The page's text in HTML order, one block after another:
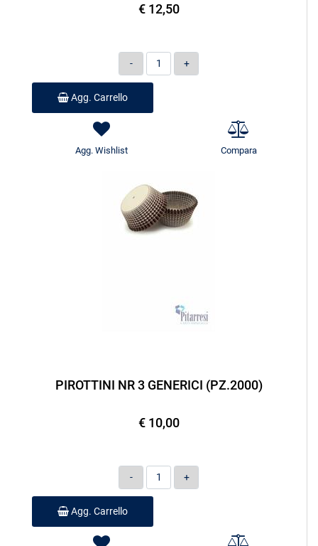
€ 12,50
Quantità
Agg. Carrello
Agg. Wishlist Compara
PIROTTINI NR 3 GENERICI (PZ.2000)
€ 10,00
Quantità
Agg. Carrello